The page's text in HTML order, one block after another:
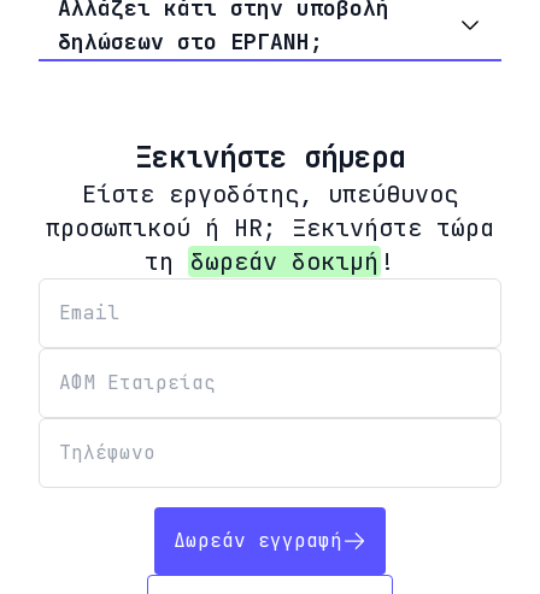
Αλλάζει κάτι στην υποβολή
δηλώσεων στο ΕΡΓΑΝΗ;
Ξεκινήστε σήμερα
Είστε εργοδότης, υπεύθυνος
προσωπικού ή HR; Ξεκινήστε τώρα
τη
δωρεάν δοκιμή !
Δωρεάν εγγραφή